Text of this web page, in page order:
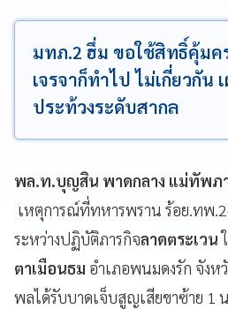
มทภ.2 ฮึ่ม ขอใช้สิทธิ์คุ้มค
เจรจาก็ทำไป ไม่เกี่ยวกัน
ประท้วงระดับสากล
พล.ท.บุญสิน พาดกลาง แม่ทัพภ
เหตุการณ์ที่ทหารพราน ร้อย.ทพ
ระหว่างปฏิบัติภารกิจลาดตระเวน
ตาเมือนธม อำเภอพนมดงรัก จังห
พลได้รับบาดเจ็บสูญเสียขาซ้าย 1